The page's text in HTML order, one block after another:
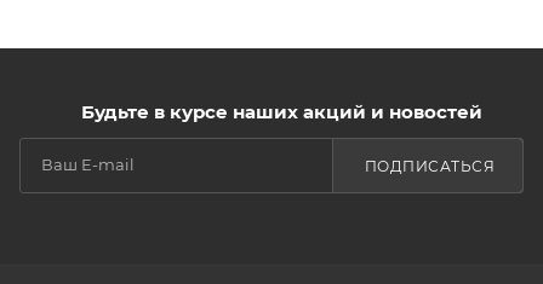
Будьте в курсе наших акций и новостей
ПОДПИСАТЬСЯ